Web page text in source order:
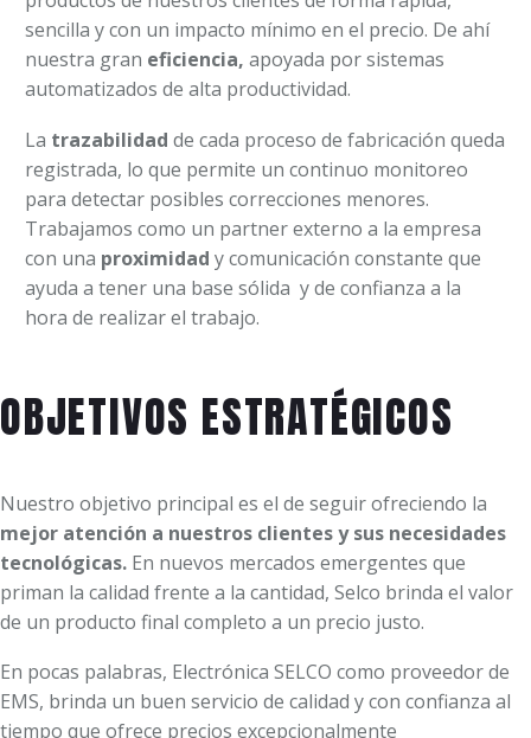
sencilla y con un impacto mínimo en el precio. De ahí
nuestra gran eficiencia, apoyada por sistemas
automatizados de alta productividad.
La trazabilidad de cada proceso de fabricación queda
registrada, lo que permite un continuo monitoreo
para detectar posibles correcciones menores.
Trabajamos como un partner externo a la empresa
con una proximidad y comunicación constante que
ayuda a tener una base sólida y de confianza a la
hora de realizar el trabajo.
OBJETIVOS ESTRATÉGICOS
Nuestro objetivo principal es el de seguir ofreciendo la
mejor atención a nuestros clientes y sus necesidades
tecnológicas. En nuevos mercados emergentes que
priman la calidad frente a la cantidad, Selco brinda el valor
de un producto final completo a un precio justo.
En pocas palabras, Electrónica SELCO como proveedor de
EMS, brinda un buen servicio de calidad y con confianza al
tiempo que ofrece precios excepcionalmente